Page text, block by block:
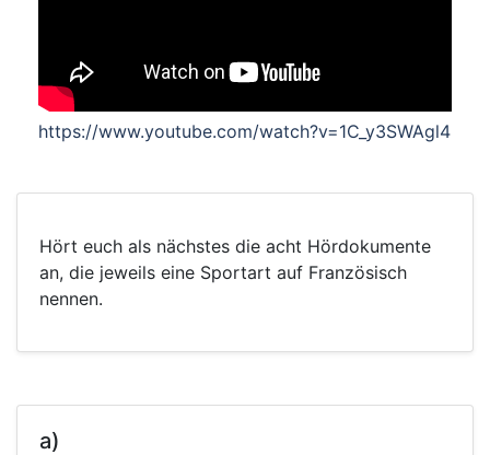
https://www.youtube.com/watch?v=1C_y3SWAgl4
Hört euch als nächstes die acht Hördokumente
an, die jeweils eine Sportart auf Französisch
nennen.
a)